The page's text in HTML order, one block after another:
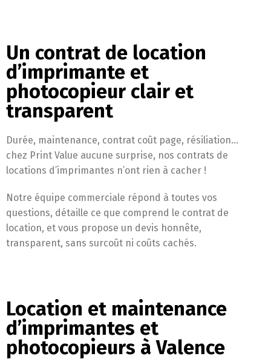
Un contrat de location
d’imprimante et
photocopieur clair et
transparent
Durée, maintenance, contrat coût page, résiliation…
chez Print Value aucune surprise, nos contrats de
locations d’imprimantes n’ont rien à cacher !
Notre équipe commerciale répond à toutes vos
questions, détaille ce que comprend le contrat de
location, et vous propose un devis honnête,
transparent, sans surcoût ni coûts cachés.
Location et maintenance
d’imprimantes et
photocopieurs à Valence